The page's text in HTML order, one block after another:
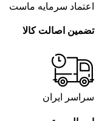
اعتماد سرمایه ماست
تضمین اصالت کالا
سراسر ایران